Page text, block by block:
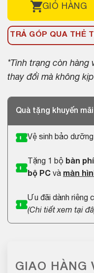
GIỎ HÀNG
TRẢ GÓP QUA THẺ
*Tình trạng còn hàng
thay đổi mà không
Quà tặng khuyến
Vệ sinh bảo dưỡng
Tặng 1 bộ bàn
bộ PC và màn
Ưu đãi dành riêng
(Chi tiết xem tại
GIAO HÀNG